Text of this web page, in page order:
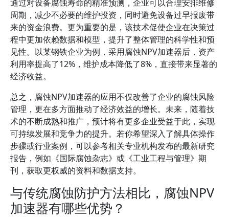
通过对设备腐蚀寿命的精准预测，企业可以合理安排维修
周期，减少不必要的维护投资，同时避免设备过早报废带
来的资金浪费。更为重要的是，该技术促使企业在决策过
程中更加依赖数据和模型，提升了整体管理的科学性和预
见性。以某钢铁企业为例，采用腐蚀NPV加速器后，资产
利用率提高了12%，维护成本降低了8%，直接带来显著的
经济收益。
总之，腐蚀NPV加速器的应用不仅改善了企业的腐蚀风险
管理，更在多方面推动了经济效益的增长。未来，随着技
术的不断成熟和推广，预计将有更多企业受益于此，实现
可持续发展和竞争力的提升。若你希望深入了解具体操作
步骤或行业案例，可以参考相关专业机构发布的最新研究
报告，例如《国际腐蚀杂志》或《工业工程与管理》期
刊，获取更权威的资料和数据支持。
与传统腐蚀防护方法相比，腐蚀NPV
加速器有哪些优势？